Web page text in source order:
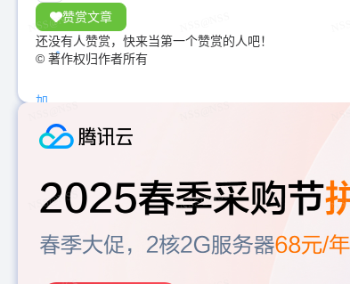
赞赏文章
还没有人赞赏，快来当第一个赞赏的人吧！
© 著作权归作者所有
加
中...